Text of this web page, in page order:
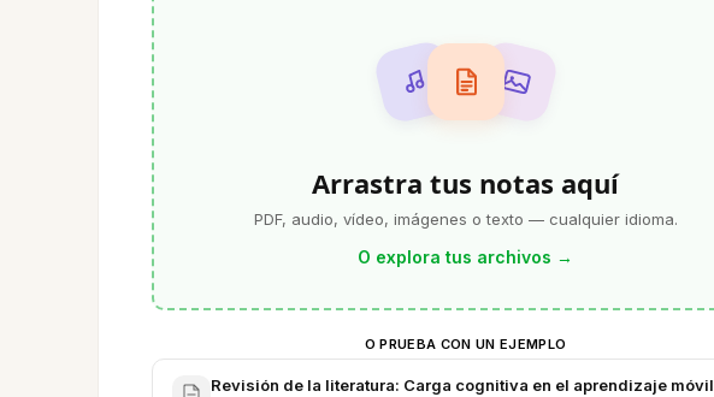
Arrastra tus notas aquí
PDF, audio, vídeo, imágenes o texto — cualquier idioma.
O explora tus archivos →
O PRUEBA CON UN EJEMPLO
Revisión de la literatura: Carga cognitiva en el aprendizaje móvil